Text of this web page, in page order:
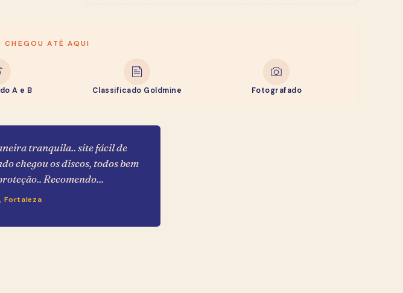
ATÉ AQUI
A e B Classificado Goldmine Fotografado
tranquila.. site fácil de
chegou os discos, todos bem
Recomendo...
Fortaleza